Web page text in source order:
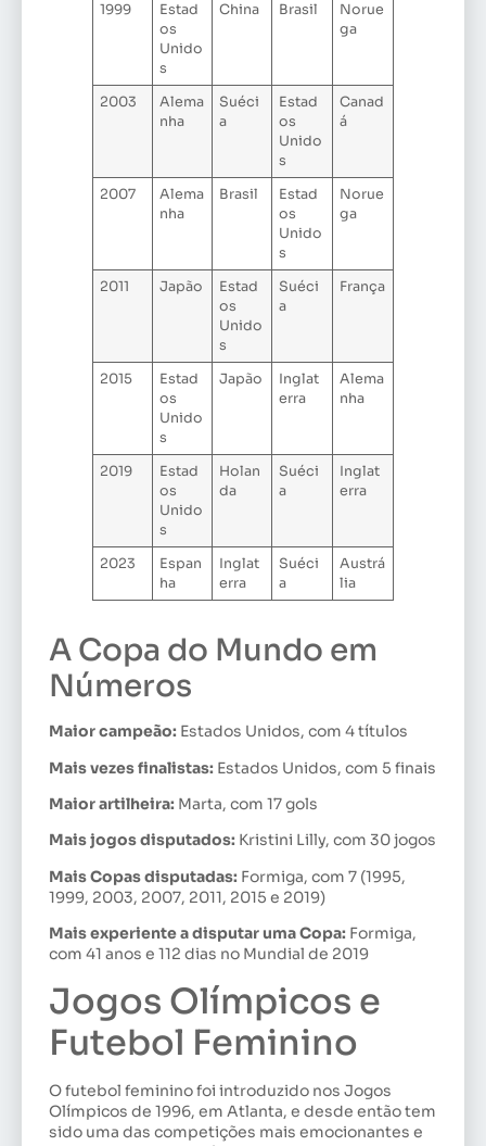
1999
Estad
os
Unido
s
China Brasil
Norue
ga
2003
Alema
nha
Suéci
a
Estad
os
Unido
s
Canad
á
2007
Alema
nha
Brasil
Estad
os
Unido
s
Norue
ga
2011 Japão
Estad
os
Unido
s
Suéci
a
França
2015
Estad
os
Unido
s
Japão
Inglat
erra
Alema
nha
2019
Estad
os
Unido
s
Holan
da
Suéci
a
Inglat
erra
2023
Espan
ha
Inglat
erra
Suéci
a
Austrá
lia
A Copa do Mundo em
Números
Maior campeão: Estados Unidos, com 4 títulos
Mais vezes finalistas: Estados Unidos, com 5 finais
Maior artilheira: Marta, com 17 gols
Mais jogos disputados: Kristini Lilly, com 30 jogos
Mais Copas disputadas: Formiga, com 7 (1995,
1999, 2003, 2007, 2011, 2015 e 2019)
Mais experiente a disputar uma Copa: Formiga,
com 41 anos e 112 dias no Mundial de 2019
Jogos Olímpicos e
Futebol Feminino
O futebol feminino foi introduzido nos Jogos
Olímpicos de 1996, em Atlanta, e desde então tem
sido uma das competições mais emocionantes e